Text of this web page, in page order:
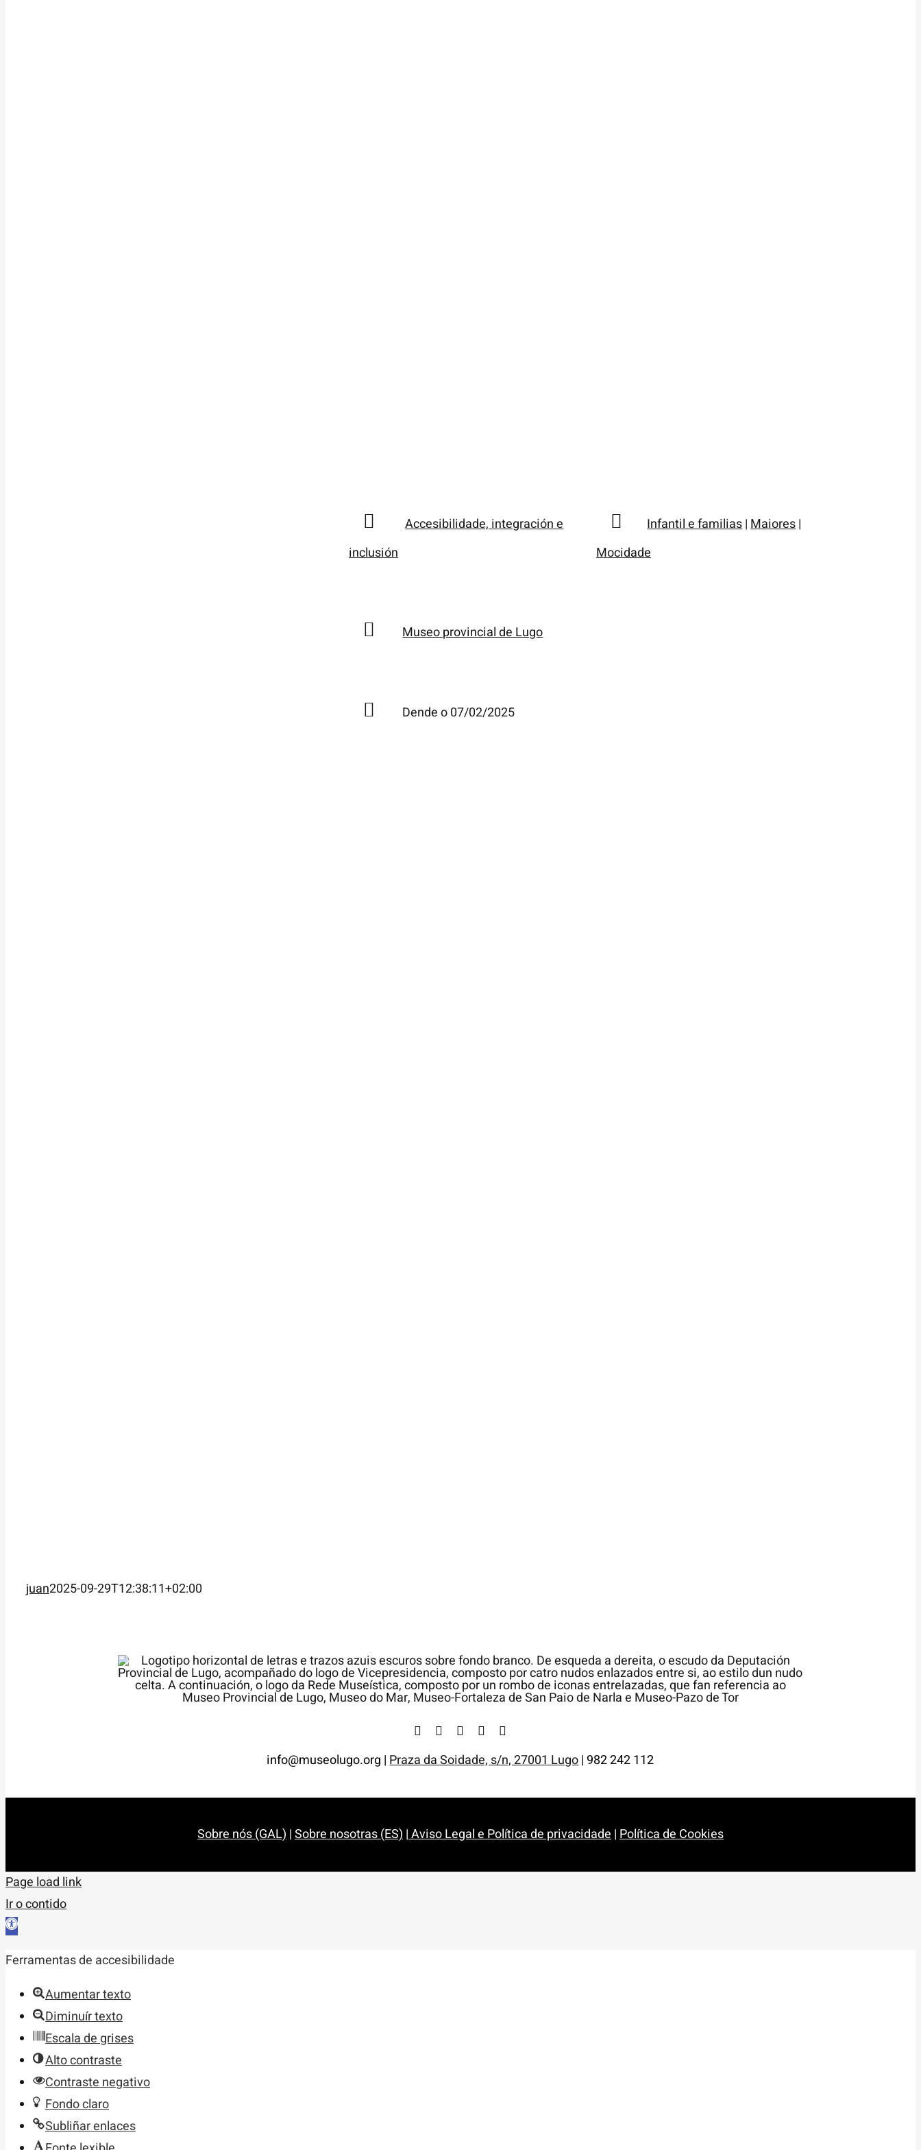
Accesibilidade, integración e
inclusión
Infantil e familias|Maiores|
Mocidade
Museo provincial de Lugo
Dende o 07/02/2025
juan2025-09-29T12:38:11+02:00
info@museolugo.org |Praza da Soidade, s/n, 27001 Lugo| 982 242 112
Sobre nós (GAL)|Sobre nosotras (ES)|Aviso Legal e Política de privacidade|Política de Cookies
Page load link
Ir o contido
Abrir
de
ferramentas
Ferramentas de accesibilidade
Aumentar texto
Diminuír texto
Escala de grises
Alto contraste
Contraste negativo
Fondo claro
Subliñar enlaces